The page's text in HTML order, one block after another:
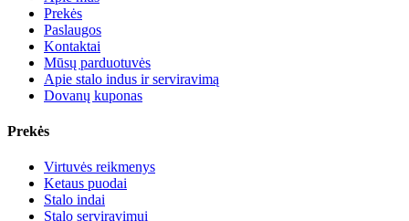
Prekės
Paslaugos
Kontaktai
Mūsų parduotuvės
Apie stalo indus ir serviravimą
Dovanų kuponas
Prekės
Virtuvės reikmenys
Ketaus puodai
Stalo indai
Stalo serviravimui